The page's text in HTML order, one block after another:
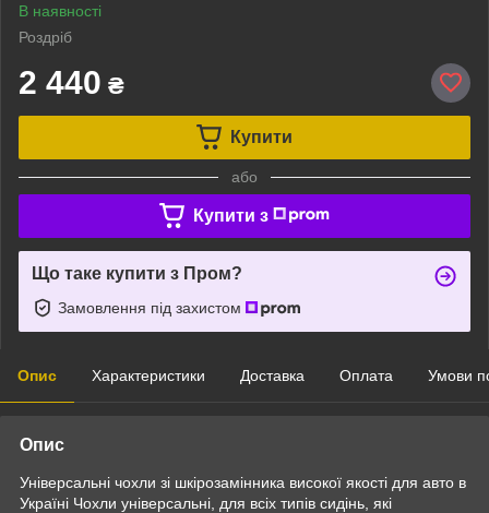
В наявності
Роздріб
2 440 ₴
Купити
або
Купити з
Що таке купити з Пром?
Замовлення під захистом
Опис Характеристики Доставка Оплата Умови
Опис
Універсальні чохли зі шкірозамінника високої якості для авто в
Україні Чохли універсальні, для всіх типів сидінь, які